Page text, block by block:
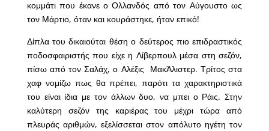
κομμάτι που έκανε ο Ολλανδός από τον Αύγουστο ως
τον Μάρτιο, όταν και κουράστηκε, ήταν επικό!
Δίπλα του δικαιούται θέση ο δεύτερος πιο επιδραστικός
ποδοσφαιριστής που είχε η Λίβερπουλ μέσα στη σεζόν,
πίσω από τον Σαλάχ, ο Αλέξις ΜακΆλιστερ. Τρίτος στα
χαφ νομίζω πως θα πρέπει, παρότι τα χαρακτηριστικά
του είναι ίδια με τον άλλων δυο, να μπει ο Ράις. Στην
καλύτερη σεζόν της καριέρας του μέχρι τώρα από
πλευράς αριθμών, εξελίσσεται στον απόλυτο ηγέτη τον